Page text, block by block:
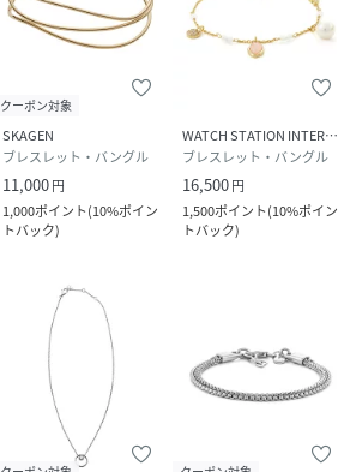
KF4010_SKJ1811040
クーポン対象
SKAGEN
ブレスレット・バングル
11,000円
1,000ポイント(10%ポイン
トバック)
WATCH STATION INTERNATIONAL
ブレスレット・バングル
16,500円
1,500ポイント(10%ポイン
トバック)